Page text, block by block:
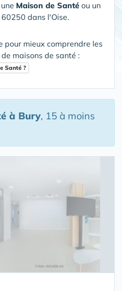
Maison de Santé ou un
dans l'Oise.
pour mieux comprendre les
maisons de santé :
Santé ?
à Bury, 15 à moins